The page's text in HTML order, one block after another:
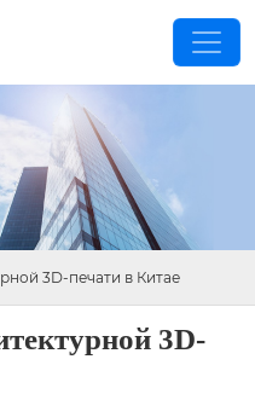
3D-печати в Китае
3D-